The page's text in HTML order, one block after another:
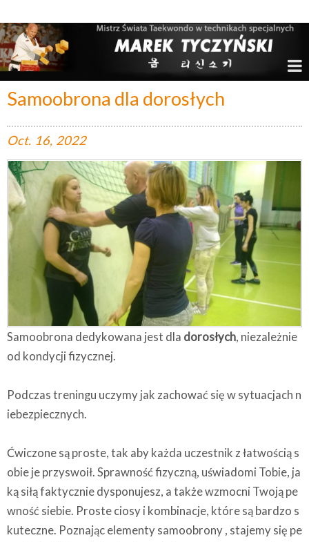
Samoobrona dla dorosłych
Oct. 16, 2022
Samoobrona dedykowana jest dla dorosłych, niezależnie
od kondycji fizycznej.
Podczas treningu uczymy jak zachować się w sytuacjach n
iebezpiecznych.
Ćwiczone są proste, tak aby każda uczestnik z łatwością s
obie je przyswoił. Sprawność fizyczną, uświadomi Tobie, ja
ką siłą faktycznie dysponujesz, a także wzmocni Twoją pe
wność siebie. Proste ciosy i kombinacje, które są bardzo s
kuteczne. Poznając elementy samoobrony , stajemy się pe